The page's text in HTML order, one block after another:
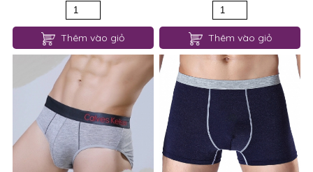
Thêm vào giỏ Thêm vào giỏ